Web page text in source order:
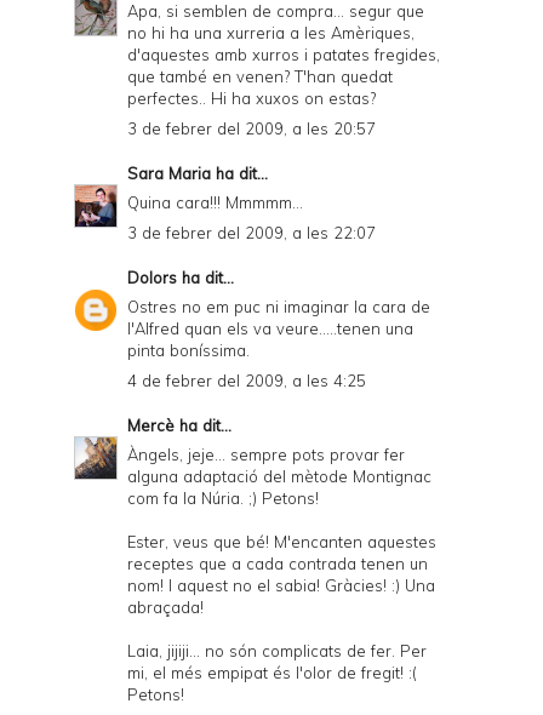
Apa, si semblen de compra... segur que
no hi ha una xurreria a les Amèriques,
d'aquestes amb xurros i patates fregides,
que també en venen? T'han quedat
perfectes.. Hi ha xuxos on estas?
3 de febrer del 2009, a les 20:57
Sara Maria ha dit...
Quina cara!!! Mmmmm...
3 de febrer del 2009, a les 22:07
Dolors ha dit...
Ostres no em puc ni imaginar la cara de
l'Alfred quan els va veure.....tenen una
pinta boníssima.
4 de febrer del 2009, a les 4:25
Mercè ha dit...
Àngels, jeje... sempre pots provar fer
alguna adaptació del mètode Montignac
com fa la Núria. ;) Petons!
Ester, veus que bé! M'encanten aquestes
receptes que a cada contrada tenen un
nom! I aquest no el sabia! Gràcies! :) Una
abraçada!
Laia, jijiji... no són complicats de fer. Per
mi, el més empipat és l'olor de fregit! :(
Petons!